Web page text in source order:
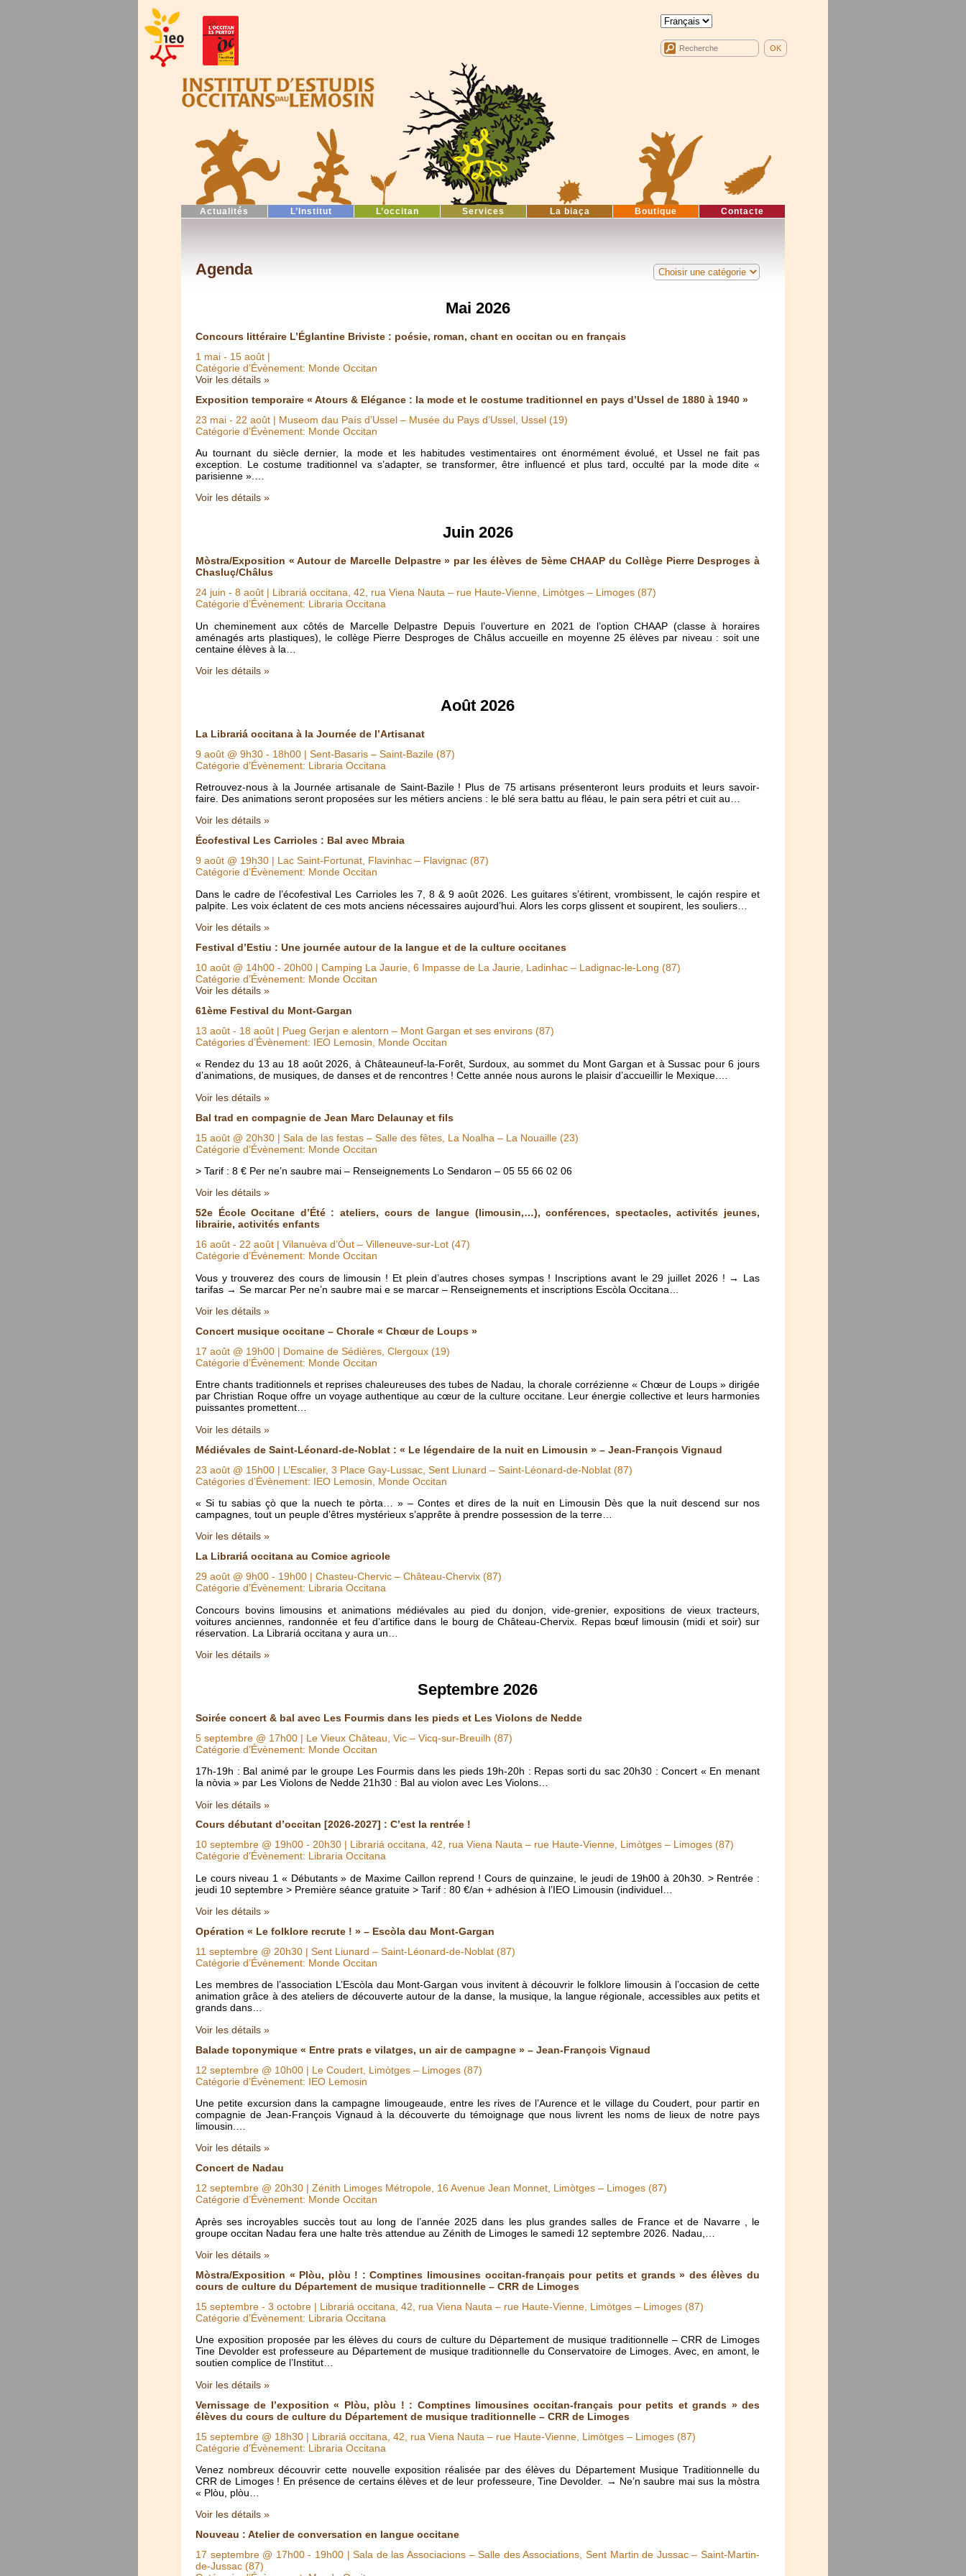
Actualités L’Institut L’occitan Services La biaça Boutique Contacte
Agenda
Mai 2026
Concours littéraire L’Églantine Briviste : poésie, roman, chant en occitan ou en français
1 mai - 15 août |
Catégorie d’Évènement: Monde Occitan
Voir les détails »
Exposition temporaire « Atours & Elégance : la mode et le costume traditionnel en pays d’Ussel de 1880 à 1940 »
23 mai - 22 août | Museom dau País d’Ussel – Musée du Pays d’Ussel, Ussel (19)
Catégorie d’Évènement: Monde Occitan
Au tournant du siècle dernier, la mode et les habitudes vestimentaires ont énormément évolué, et Ussel ne fait pas
exception. Le costume traditionnel va s’adapter, se transformer, être influencé et plus tard, occulté par la mode dite «
parisienne ».…
Voir les détails »
Juin 2026
Mòstra/Exposition « Autour de Marcelle Delpastre » par les élèves de 5ème CHAAP du Collège Pierre Desproges à
Chasluç/Châlus
24 juin - 8 août | Librariá occitana, 42, rua Viena Nauta – rue Haute-Vienne, Limòtges – Limoges (87)
Catégorie d’Évènement: Libraria Occitana
Un cheminement aux côtés de Marcelle Delpastre Depuis l’ouverture en 2021 de l’option CHAAP (classe à horaires
aménagés arts plastiques), le collège Pierre Desproges de Châlus accueille en moyenne 25 élèves par niveau : soit une
centaine élèves à la…
Voir les détails »
Août 2026
La Librariá occitana à la Journée de l’Artisanat
9 août @ 9h30 - 18h00 | Sent-Basaris – Saint-Bazile (87)
Catégorie d’Évènement: Libraria Occitana
Retrouvez-nous à la Journée artisanale de Saint-Bazile ! Plus de 75 artisans présenteront leurs produits et leurs savoir-
faire. Des animations seront proposées sur les métiers anciens : le blé sera battu au fléau, le pain sera pétri et cuit au…
Voir les détails »
Écofestival Les Carrioles : Bal avec Mbraia
9 août @ 19h30 | Lac Saint-Fortunat, Flavinhac – Flavignac (87)
Catégorie d’Évènement: Monde Occitan
Dans le cadre de l’écofestival Les Carrioles les 7, 8 & 9 août 2026. Les guitares s’étirent, vrombissent, le cajón respire et
palpite. Les voix éclatent de ces mots anciens nécessaires aujourd’hui. Alors les corps glissent et soupirent, les souliers…
Voir les détails »
Festival d’Estiu : Une journée autour de la langue et de la culture occitanes
10 août @ 14h00 - 20h00 | Camping La Jaurie, 6 Impasse de La Jaurie, Ladinhac – Ladignac-le-Long (87)
Catégorie d’Évènement: Monde Occitan
Voir les détails »
61ème Festival du Mont-Gargan
13 août - 18 août | Pueg Gerjan e alentorn – Mont Gargan et ses environs (87)
Catégories d’Évènement: IEO Lemosin, Monde Occitan
« Rendez du 13 au 18 août 2026, à Châteauneuf-la-Forêt, Surdoux, au sommet du Mont Gargan et à Sussac pour 6 jours
d’animations, de musiques, de danses et de rencontres ! Cette année nous aurons le plaisir d’accueillir le Mexique.…
Voir les détails »
Bal trad en compagnie de Jean Marc Delaunay et fils
15 août @ 20h30 | Sala de las festas – Salle des fêtes, La Noalha – La Nouaille (23)
Catégorie d’Évènement: Monde Occitan
> Tarif : 8 € Per ne’n saubre mai – Renseignements Lo Sendaron – 05 55 66 02 06
Voir les détails »
52e École Occitane d’Été : ateliers, cours de langue (limousin,…), conférences, spectacles, activités jeunes,
librairie, activités enfants
16 août - 22 août | Vilanuèva d’Òut – Villeneuve-sur-Lot (47)
Catégorie d’Évènement: Monde Occitan
Vous y trouverez des cours de limousin ! Et plein d’autres choses sympas ! Inscriptions avant le 29 juillet 2026 ! → Las
tarifas → Se marcar Per ne’n saubre mai e se marcar – Renseignements et inscriptions Escòla Occitana…
Voir les détails »
Concert musique occitane – Chorale « Chœur de Loups »
17 août @ 19h00 | Domaine de Sédières, Clergoux (19)
Catégorie d’Évènement: Monde Occitan
Entre chants traditionnels et reprises chaleureuses des tubes de Nadau, la chorale corrézienne « Chœur de Loups » dirigée
par Christian Roque offre un voyage authentique au cœur de la culture occitane. Leur énergie collective et leurs harmonies
puissantes promettent…
Voir les détails »
Médiévales de Saint-Léonard-de-Noblat : « Le légendaire de la nuit en Limousin » – Jean-François Vignaud
23 août @ 15h00 | L’Escalier, 3 Place Gay-Lussac, Sent Liunard – Saint-Léonard-de-Noblat (87)
Catégories d’Évènement: IEO Lemosin, Monde Occitan
« Si tu sabias çò que la nuech te pòrta… » – Contes et dires de la nuit en Limousin Dès que la nuit descend sur nos
campagnes, tout un peuple d’êtres mystérieux s’apprête à prendre possession de la terre…
Voir les détails »
La Librariá occitana au Comice agricole
29 août @ 9h00 - 19h00 | Chasteu-Chervic – Château-Chervix (87)
Catégorie d’Évènement: Libraria Occitana
Concours bovins limousins et animations médiévales au pied du donjon, vide-grenier, expositions de vieux tracteurs,
voitures anciennes, randonnée et feu d’artifice dans le bourg de Château-Chervix. Repas bœuf limousin (midi et soir) sur
réservation. La Librariá occitana y aura un…
Voir les détails »
Septembre 2026
Soirée concert & bal avec Les Fourmis dans les pieds et Les Violons de Nedde
5 septembre @ 17h00 | Le Vieux Château, Vic – Vicq-sur-Breuilh (87)
Catégorie d’Évènement: Monde Occitan
17h-19h : Bal animé par le groupe Les Fourmis dans les pieds 19h-20h : Repas sorti du sac 20h30 : Concert « En menant
la nòvia » par Les Violons de Nedde 21h30 : Bal au violon avec Les Violons…
Voir les détails »
Cours débutant d’occitan [2026-2027] : C’est la rentrée !
10 septembre @ 19h00 - 20h30 | Librariá occitana, 42, rua Viena Nauta – rue Haute-Vienne, Limòtges – Limoges (87)
Catégorie d’Évènement: Libraria Occitana
Le cours niveau 1 « Débutants » de Maxime Caillon reprend ! Cours de quinzaine, le jeudi de 19h00 à 20h30. > Rentrée :
jeudi 10 septembre > Première séance gratuite > Tarif : 80 €/an + adhésion à l’IEO Limousin (individuel…
Voir les détails »
Opération « Le folklore recrute ! » – Escòla dau Mont-Gargan
11 septembre @ 20h30 | Sent Liunard – Saint-Léonard-de-Noblat (87)
Catégorie d’Évènement: Monde Occitan
Les membres de l’association L’Escòla dau Mont-Gargan vous invitent à découvrir le folklore limousin à l’occasion de cette
animation grâce à des ateliers de découverte autour de la danse, la musique, la langue régionale, accessibles aux petits et
grands dans…
Voir les détails »
Balade toponymique « Entre prats e vilatges, un air de campagne » – Jean-François Vignaud
12 septembre @ 10h00 | Le Coudert, Limòtges – Limoges (87)
Catégorie d’Évènement: IEO Lemosin
Une petite excursion dans la campagne limougeaude, entre les rives de l’Aurence et le village du Coudert, pour partir en
compagnie de Jean-François Vignaud à la découverte du témoignage que nous livrent les noms de lieux de notre pays
limousin.…
Voir les détails »
Concert de Nadau
12 septembre @ 20h30 | Zénith Limoges Métropole, 16 Avenue Jean Monnet, Limòtges – Limoges (87)
Catégorie d’Évènement: Monde Occitan
Après ses incroyables succès tout au long de l’année 2025 dans les plus grandes salles de France et de Navarre , le
groupe occitan Nadau fera une halte très attendue au Zénith de Limoges le samedi 12 septembre 2026. Nadau,…
Voir les détails »
Mòstra/Exposition « Plòu, plòu ! : Comptines limousines occitan-français pour petits et grands » des élèves du
cours de culture du Département de musique traditionnelle – CRR de Limoges
15 septembre - 3 octobre | Librariá occitana, 42, rua Viena Nauta – rue Haute-Vienne, Limòtges – Limoges (87)
Catégorie d’Évènement: Libraria Occitana
Une exposition proposée par les élèves du cours de culture du Département de musique traditionnelle – CRR de Limoges
Tine Devolder est professeure au Département de musique traditionnelle du Conservatoire de Limoges. Avec, en amont, le
soutien complice de l’Institut…
Voir les détails »
Vernissage de l’exposition « Plòu, plòu ! : Comptines limousines occitan-français pour petits et grands » des
élèves du cours de culture du Département de musique traditionnelle – CRR de Limoges
15 septembre @ 18h30 | Librariá occitana, 42, rua Viena Nauta – rue Haute-Vienne, Limòtges – Limoges (87)
Catégorie d’Évènement: Libraria Occitana
Venez nombreux découvrir cette nouvelle exposition réalisée par des élèves du Département Musique Traditionnelle du
CRR de Limoges ! En présence de certains élèves et de leur professeure, Tine Devolder. → Ne’n saubre mai sus la mòstra
« Plòu, plòu…
Voir les détails »
Nouveau : Atelier de conversation en langue occitane
17 septembre @ 17h00- 19h00 | Sala de las Associacions – Salle des Associations, Sent Martin de Jussac – Saint-Martin-
de-Jussac (87)